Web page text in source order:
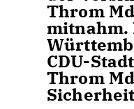
Throm
mitnahm.
CDU-
Throm